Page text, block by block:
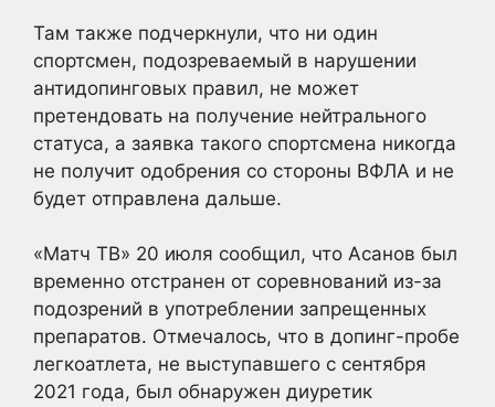
Там также подчеркнули, что ни один
спортсмен, подозреваемый в нарушении
антидопинговых правил, не может
претендовать на получение нейтрального
статуса, а заявка такого спортсмена никогда
не получит одобрения со стороны ВФЛА и не
будет отправлена дальше.
«Матч ТВ» 20 июля сообщил, что Асанов был
временно отстранен от соревнований из-за
подозрений в употреблении запрещенных
препаратов. Отмечалось, что в допинг-пробе
легкоатлета, не выступавшего с сентября
2021 года, был обнаружен диуретик